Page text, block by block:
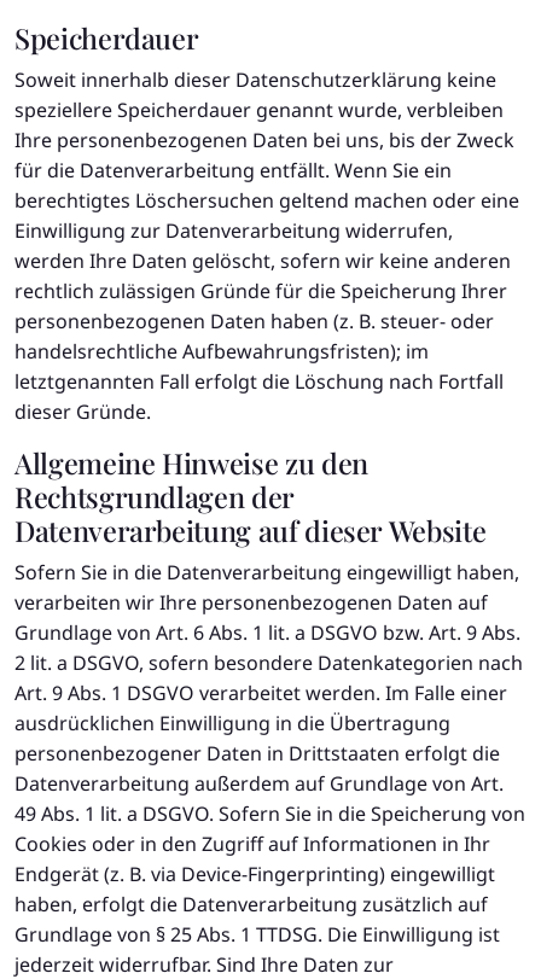
Speicherdauer
Soweit innerhalb dieser Datenschutzerklärung keine
speziellere Speicherdauer genannt wurde, verbleiben
Ihre personenbezogenen Daten bei uns, bis der Zweck
für die Datenverarbeitung entfällt. Wenn Sie ein
berechtigtes Löschersuchen geltend machen oder eine
Einwilligung zur Datenverarbeitung widerrufen,
werden Ihre Daten gelöscht, sofern wir keine anderen
rechtlich zulässigen Gründe für die Speicherung Ihrer
personenbezogenen Daten haben (z. B. steuer- oder
handelsrechtliche Aufbewahrungsfristen); im
letztgenannten Fall erfolgt die Löschung nach Fortfall
dieser Gründe.
Allgemeine Hinweise zu den
Rechtsgrundlagen der
Datenverarbeitung auf dieser Website
Sofern Sie in die Datenverarbeitung eingewilligt haben,
verarbeiten wir Ihre personenbezogenen Daten auf
Grundlage von Art. 6 Abs. 1 lit. a DSGVO bzw. Art. 9 Abs.
2 lit. a DSGVO, sofern besondere Datenkategorien nach
Art. 9 Abs. 1 DSGVO verarbeitet werden. Im Falle einer
ausdrücklichen Einwilligung in die Übertragung
personenbezogener Daten in Drittstaaten erfolgt die
Datenverarbeitung außerdem auf Grundlage von Art.
49 Abs. 1 lit. a DSGVO. Sofern Sie in die Speicherung von
Cookies oder in den Zugriff auf Informationen in Ihr
Endgerät (z. B. via Device-Fingerprinting) eingewilligt
haben, erfolgt die Datenverarbeitung zusätzlich auf
Grundlage von § 25 Abs. 1 TTDSG. Die Einwilligung ist
jederzeit widerrufbar. Sind Ihre Daten zur